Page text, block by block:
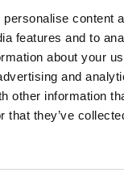
content
features and to
about your
and
other information
that they’ve
Anna-Marie
de la
au
: